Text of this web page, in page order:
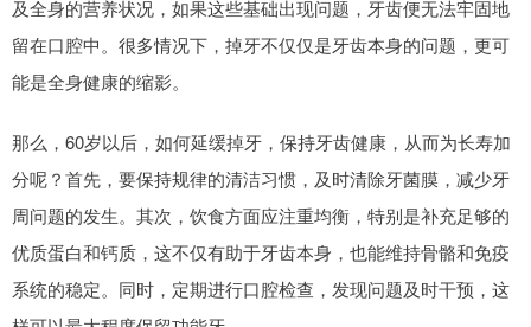
及全身的营养状况，如果这些基础出现问题，牙齿便无法牢固地
留在口腔中。很多情况下，掉牙不仅仅是牙齿本身的问题，更可
能是全身健康的缩影。
那么，60岁以后，如何延缓掉牙，保持牙齿健康，从而为长寿加
分呢？首先，要保持规律的清洁习惯，及时清除牙菌膜，减少牙
周问题的发生。其次，饮食方面应注重均衡，特别是补充足够的
优质蛋白和钙质，这不仅有助于牙齿本身，也能维持骨骼和免疫
系统的稳定。同时，定期进行口腔检查，发现问题及时干预，这